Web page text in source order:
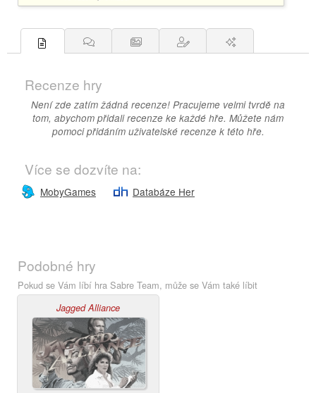
Recenze hry
Není zde zatím žádná recenze! Pracujeme velmi tvrdě na
tom, abychom přidali recenze ke každé hře. Můžete nám
pomoci přidáním uživatelské recenze k této hře.
Více se dozvíte na:
MobyGames Databáze Her
Podobné hry
Pokud se Vám líbí hra Sabre Team, může se Vám také líbit
Jagged Alliance